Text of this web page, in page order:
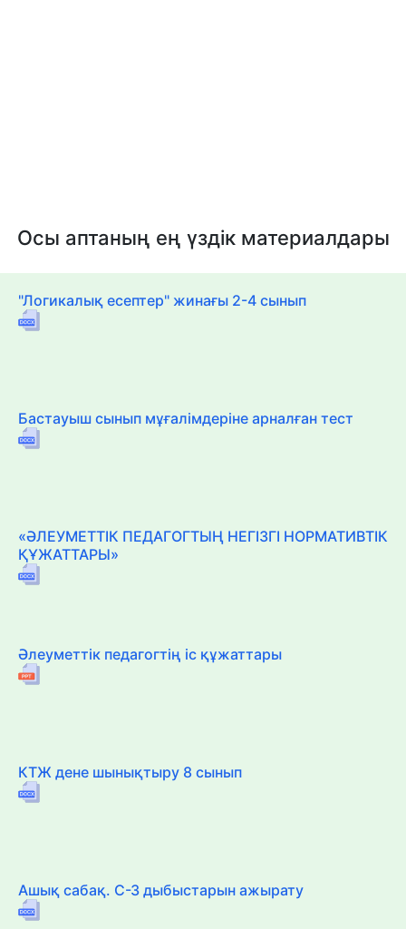
Осы аптаның ең үздік материалдары
"Логикалық есептер" жинағы 2-4 сынып
Бастауыш сынып мұғалімдеріне арналған тест
«ӘЛЕУМЕТТІК ПЕДАГОГТЫҢ НЕГІЗГІ НОРМАТИВТІК
ҚҰЖАТТАРЫ»
Әлеуметтік педагогтің іс құжаттары
КТЖ дене шынықтыру 8 сынып
Ашық сабақ. С-З дыбыстарын ажырату